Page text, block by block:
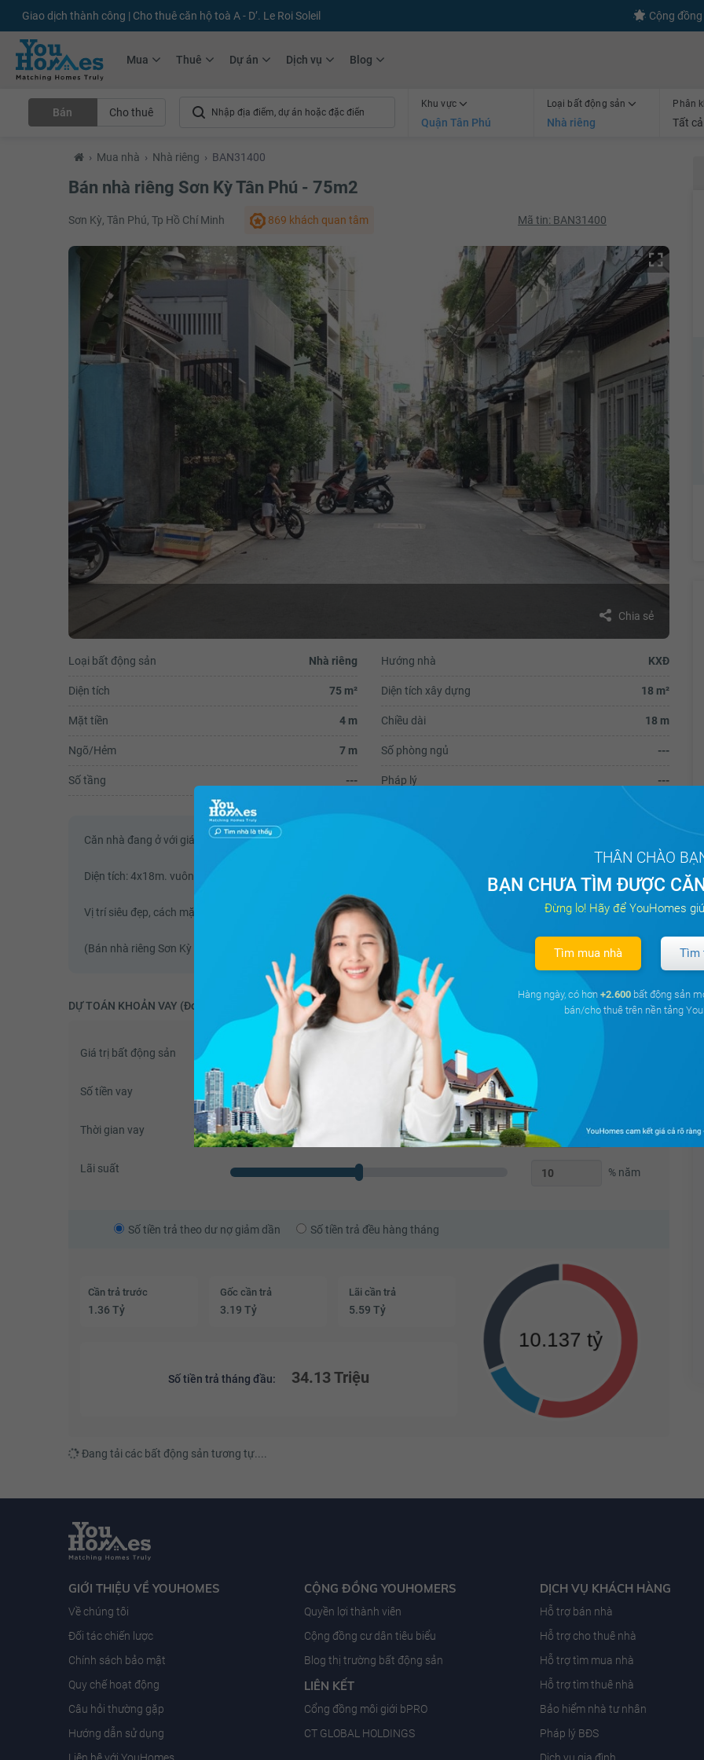
+75.000Tin đăng mới hàng tháng +10.000Thành viên Youhomers Cộng
Mua Thuê Dự án Dịch vụ Blog
Bán Cho thuê
Khu vực
Quận Tân Phú
Loại bất động sản
Nhà riêng
Phân
Tất cả
› Mua nhà › Nhà riêng › BAN31400
Bán nhà riêng Sơn Kỳ Tân Phú - 75m2
Sơn Kỳ, Tân Phú, Tp Hồ Chí Minh 869 khách quan tâm Mã tin: BAN31400
Chia sẻ
Loại bất động sản Nhà riêng
Diện tích 75 m²
Mặt tiền 4 m
Ngõ/Hẻm 7 m
Số tầng ---
Hướng nhà KXĐ
Diện tích xây dựng 18 m²
Chiều dài 18 m
Số phòng ngủ ---
Pháp lý ---
Căn nhà đang ở với giá siêu rẻ tại quận Tân Phú. Giáp ranh quận Tân Bình.
Diện tích: 4x18m. vuông vức.
Vị trí siêu đẹp, cách mặt tiền đường lớn chỉ 150m. Hẻm xe tải thông.
(Bán nhà riêng Sơn Kỳ Tân Phú - 75m2 - Mua nhà riêng)
DỰ TOÁN KHOẢN VAY (Đơn vị: VNĐ)
Giá trị bất động sản
Số tiền vay
Thời gian vay Năm
Lãi suất % năm
Số tiền trả theo dư nợ giảm dần Số tiền trả đều hàng tháng
Cần trả trước
1.36 Tỷ
Gốc cần trả
3.19 Tỷ
Lãi cần trả
5.59 Tỷ
Số tiền trả tháng đầu: 34.13 Triệu
Đang tải các bất động sản tương tự....
GIỚI THIỆU VỀ YOUHOMES
Về chúng tôi
Đối tác chiến lược
Chính sách bảo mật
Quy chế hoạt động
Câu hỏi thường gặp
Hướng dẫn sử dụng
CỘNG ĐỒNG YOUHOMERS
Quyền lợi thành viên
Cộng đồng cư dân tiêu biểu
Blog thị trường bất động sản
LIÊN KẾT
Cổng đồng môi giới bPRO
CT GLOBAL HOLDINGS
DỊCH VỤ KHÁCH HÀNG
Hỗ trợ bán nhà
Hỗ trợ cho thuê nhà
Hỗ trợ tìm mua nhà
Hỗ trợ tìm thuê nhà
Bảo hiểm nhà tư nhân
Pháp lý BĐS
THÂN CHÀO
BẠN CHƯA TÌM ĐƯỢC
Đừng lo! Hãy để YouHomes
Tìm mua nhà Tìm
Hàng ngày, có hơn +2.600 bất động sản
bán/cho thuê trên nền tảng